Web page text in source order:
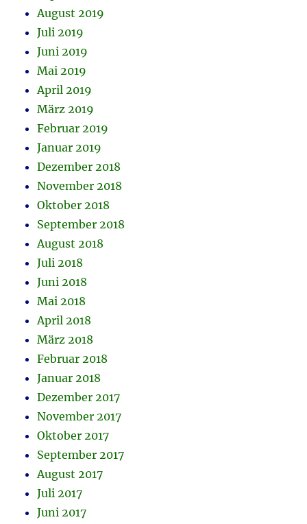
August 2019
Juli 2019
Juni 2019
Mai 2019
April 2019
März 2019
Februar 2019
Januar 2019
Dezember 2018
November 2018
Oktober 2018
September 2018
August 2018
Juli 2018
Juni 2018
Mai 2018
April 2018
März 2018
Februar 2018
Januar 2018
Dezember 2017
November 2017
Oktober 2017
September 2017
August 2017
Juli 2017
Juni 2017